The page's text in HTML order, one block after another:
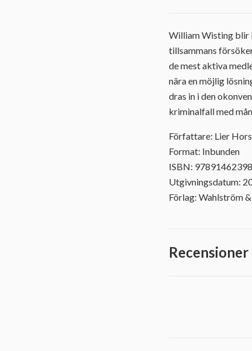
William Wisting blir
tillsammans
de mest aktiva
nära en möjlig
dras in i den
kriminalfall med
Författare: Lier
Format: Inbunden
ISBN:
Utgivningsdatum:
Förlag: Wahlström
Recensioner